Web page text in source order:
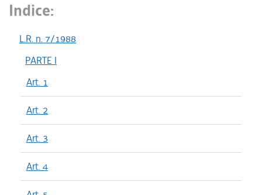
Indice:
L.R. n. 7/1988
PARTE I
Art. 1
Art. 2
Art. 3
Art. 4